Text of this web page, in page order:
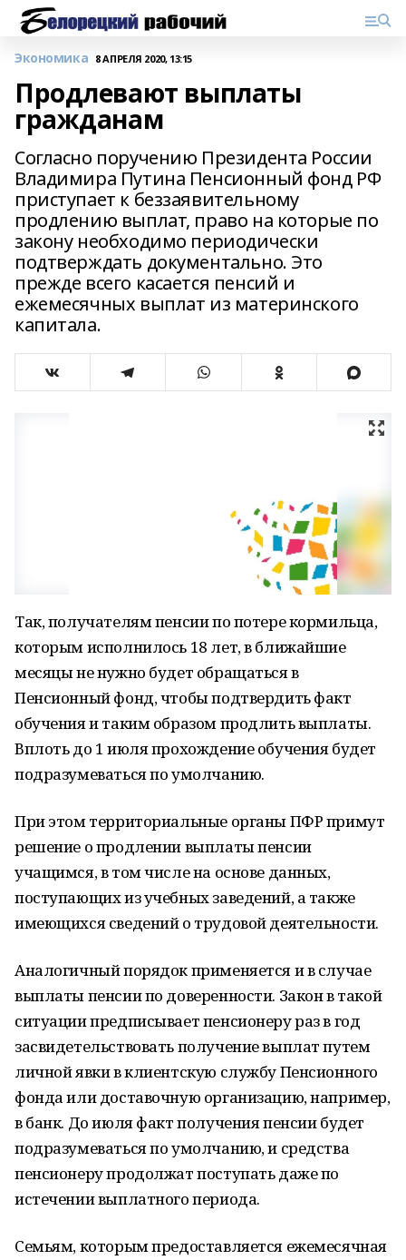
Экономика 8 АПРЕЛЯ 2020, 13:15
Продлевают выплаты
гражданам
Согласно поручению Президента России
Владимира Путина Пенсионный фонд РФ
приступает к беззаявительному
продлению выплат, право на которые по
закону необходимо периодически
подтверждать документально. Это
прежде всего касается пенсий и
ежемесячных выплат из материнского
капитала.
Так, получателям пенсии по потере кормильца,
которым исполнилось 18 лет, в ближайшие
месяцы не нужно будет обращаться в
Пенсионный фонд, чтобы подтвердить факт
обучения и таким образом продлить выплаты.
Вплоть до 1 июля прохождение обучения будет
подразумеваться по умолчанию.
При этом территориальные органы ПФР примут
решение о продлении выплаты пенсии
учащимся, в том числе на основе данных,
поступающих из учебных заведений, а также
имеющихся сведений о трудовой деятельности.
Аналогичный порядок применяется и в случае
выплаты пенсии по доверенности. Закон в такой
ситуации предписывает пенсионеру раз в год
засвидетельствовать получение выплат путем
личной явки в клиентскую службу Пенсионного
фонда или доставочную организацию, например,
в банк. До июля факт получения пенсии будет
подразумеваться по умолчанию, и средства
пенсионеру продолжат поступать даже по
истечении выплатного периода.
Семьям, которым предоставляется ежемесячная